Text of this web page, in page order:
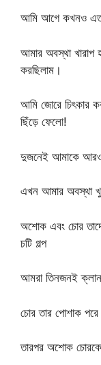
আমি আগে কখনও এত
আমার অবস্থা খারাপ
করছিলাম।
আমি জোরে
ছিঁড়ে ফেলো!
দুজনেই আমাকে
এখন আমার অবস্থা খুব
অশোক এবং চোর
চটি গল্প
আমরা তিনজনই
চোর তার পোশাক
তারপর অশোক